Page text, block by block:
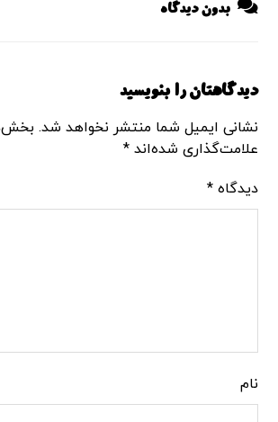
بدون دیدگاه
دیدگاهتان را بنویسید
نشانی ایمیل شما منتشر نخواهد شد.
علامت‌گذاری شده‌اند*
دیدگاه*
نام